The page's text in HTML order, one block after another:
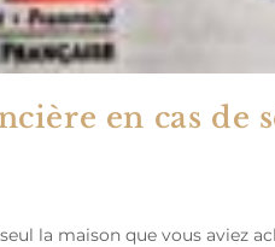
en cas de
la maison que vous aviez